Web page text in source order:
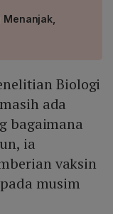
Menanjak,
Biologi
ada
bagaimana
ia
vaksin
musim